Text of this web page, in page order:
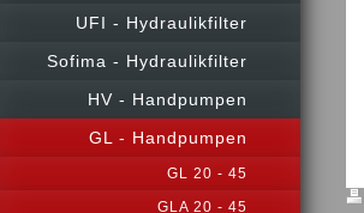
UFI - Hydraulikfilter
Sofima - Hydraulikfilter
HV - Handpumpen
GL - Handpumpen
GL 20 - 45
GLA 20 - 45